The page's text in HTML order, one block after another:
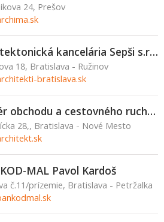
24, Prešov
Architektonická kancelária Sepši s.r.o.
18, Bratislava - Ružinov
bratislava.sk
Ateliér obchodu a cestovného ruchu s.r.o
28,, Bratislava - Nové Mesto
MAL Pavol Kardoš
č.11/prízemie, Bratislava - Petržalka